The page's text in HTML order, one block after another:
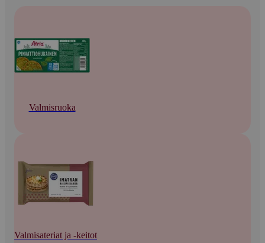
Valmisruoka
Valmisateriat ja -keitot